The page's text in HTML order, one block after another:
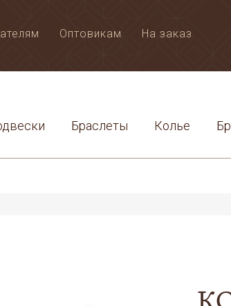
Оптовикам На заказ
Браслеты Колье